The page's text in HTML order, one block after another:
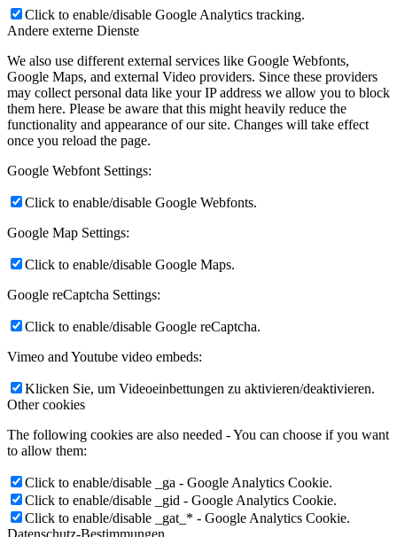
Click to enable/disable Google Analytics tracking.
Andere externe Dienste
We also use different external services like Google Webfonts,
Google Maps, and external Video providers. Since these providers
may collect personal data like your IP address we allow you to block
them here. Please be aware that this might heavily reduce the
functionality and appearance of our site. Changes will take effect
once you reload the page.
Google Webfont Settings:
Click to enable/disable Google Webfonts.
Google Map Settings:
Click to enable/disable Google Maps.
Google reCaptcha Settings:
Click to enable/disable Google reCaptcha.
Vimeo and Youtube video embeds:
Klicken Sie, um Videoeinbettungen zu aktivieren/deaktivieren.
Other cookies
The following cookies are also needed - You can choose if you want
to allow them:
Click to enable/disable _ga - Google Analytics Cookie.
Click to enable/disable _gid - Google Analytics Cookie.
Click to enable/disable _gat_* - Google Analytics Cookie.
Datenschutz-Bestimmungen